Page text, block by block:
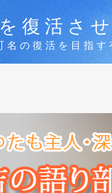
を復活さ
名の復活を目指